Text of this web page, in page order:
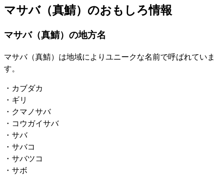
マサバ（真鯖）のおもしろ情報
マサバ（真鯖）の地方名
マサバ（真鯖）は地域によりユニークな名前で呼ばれていま
す。
・カブダカ
・ギリ
・クマノサバ
・コウガイサバ
・サバ
・サバコ
・サバツコ
・サボ